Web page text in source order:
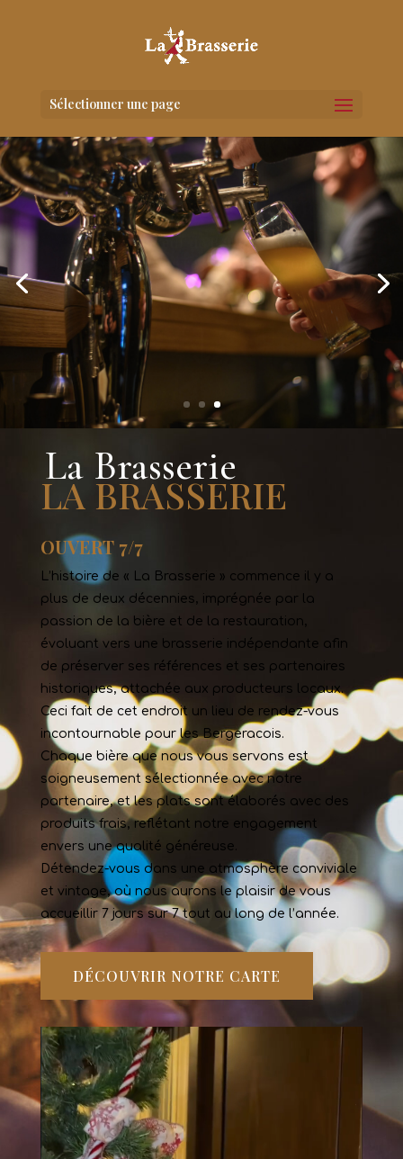
Sélectionner une page
LA BRASSERIE BERGERAC
Située au cœur de Bergerac, notre
brasserie vous ouvre ses portes 7 jours sur
7
La Brasserie
LA BRASSERIE
OUVERT 7/7
L’histoire de « La Brasserie » commence il y a
plus de deux décennies, imprégnée par la
passion de la bière et de la restauration,
évoluant vers une brasserie indépendante afin
de préserver ses références et ses partenaires
historiques, attachée aux producteurs locaux.
Ceci fait de cet endroit un lieu de rendez-vous
incontournable pour les Bergeracois.
Chaque bière que nous vous servons est
soigneusement sélectionnée avec notre
partenaire, et les plats sont élaborés avec des
produits frais, reflétant notre engagement
envers une qualité généreuse.
Détendez-vous dans une atmosphère conviviale
et vintage, où nous aurons le plaisir de vous
accueillir 7 jours sur 7 tout au long de l’année.
DÉCOUVRIR NOTRE CARTE
Lecteur
vidéo